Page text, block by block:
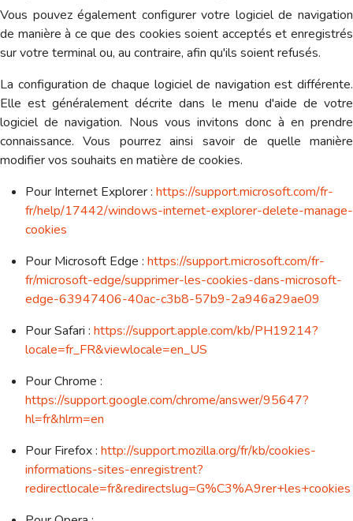
Vous pouvez également configurer votre logiciel de navigation
de manière à ce que des cookies soient acceptés et enregistrés
sur votre terminal ou, au contraire, afin qu'ils soient refusés.
La configuration de chaque logiciel de navigation est différente.
Elle est généralement décrite dans le menu d'aide de votre
logiciel de navigation. Nous vous invitons donc à en prendre
connaissance. Vous pourrez ainsi savoir de quelle manière
modifier vos souhaits en matière de cookies.
Pour Internet Explorer : https://support.microsoft.com/fr-
fr/help/17442/windows-internet-explorer-delete-manage-
cookies
Pour Microsoft Edge : https://support.microsoft.com/fr-
fr/microsoft-edge/supprimer-les-cookies-dans-microsoft-
edge-63947406-40ac-c3b8-57b9-2a946a29ae09
Pour Safari : https://support.apple.com/kb/PH19214?
locale=fr_FR&viewlocale=en_US
Pour Chrome :
https://support.google.com/chrome/answer/95647?
hl=fr&hlrm=en
Pour Firefox : http://support.mozilla.org/fr/kb/cookies-
informations-sites-enregistrent?
redirectlocale=fr&redirectslug=G%C3%A9rer+les+cookies